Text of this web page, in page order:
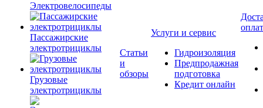
Электровелосипеды
Пассажирские
электротрициклы
Грузовые
электротрициклы
Статьи
и
обзоры
Услуги и сервис
Гидроизоляция
Предпродажная
подготовка
Кредит онлайн